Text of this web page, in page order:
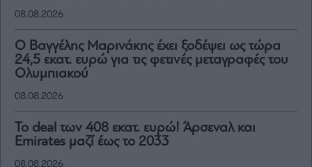
08.08.2026
Ο Βαγγέλης Μαρινάκης έχει ξοδέψει ως τώρα
24,5 εκατ. ευρώ για τις φετινές μεταγραφές του
Ολυμπιακού
08.08.2026
To deal των 408 εκατ. ευρώ! Άρσεναλ και
Emirates μαζί έως το 2033
08.08.2026